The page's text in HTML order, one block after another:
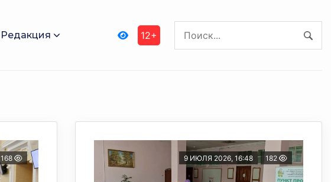
Редакция 12+
168 9 ИЮЛЯ 2026, 16:48 182